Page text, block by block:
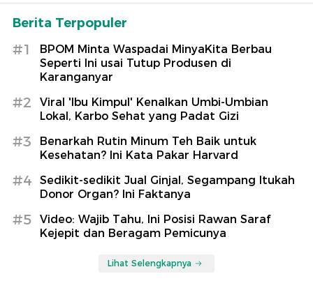
Berita Terpopuler
#1
BPOM Minta Waspadai MinyaKita Berbau
Seperti Ini usai Tutup Produsen di
Karanganyar
#2
Viral 'Ibu Kimpul' Kenalkan Umbi-Umbian
Lokal, Karbo Sehat yang Padat Gizi
#3
Benarkah Rutin Minum Teh Baik untuk
Kesehatan? Ini Kata Pakar Harvard
#4
Sedikit-sedikit Jual Ginjal, Segampang Itukah
Donor Organ? Ini Faktanya
#5
Video: Wajib Tahu, Ini Posisi Rawan Saraf
Kejepit dan Beragam Pemicunya
Lihat Selengkapnya